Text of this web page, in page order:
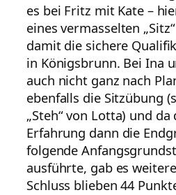
es bei Fritz mit Kate –
eines vermasselten
damit die sichere
in Königsbrunn. Bei Ina
auch nicht ganz nach
ebenfalls die Sitzübung
„Steh“ von Lotta) und
Erfahrung dann die
folgende
ausführte, gab es
Schluss blieben 44